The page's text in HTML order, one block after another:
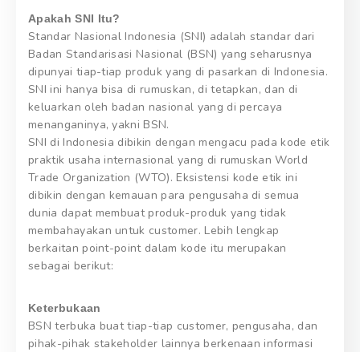
Apakah SNI Itu?
Standar Nasional Indonesia (SNI) adalah standar dari
Badan Standarisasi Nasional (BSN) yang seharusnya
dipunyai tiap-tiap produk yang di pasarkan di Indonesia.
SNI ini hanya bisa di rumuskan, di tetapkan, dan di
keluarkan oleh badan nasional yang di percaya
menanganinya, yakni BSN.
SNI di Indonesia dibikin dengan mengacu pada kode etik
praktik usaha internasional yang di rumuskan World
Trade Organization (WTO). Eksistensi kode etik ini
dibikin dengan kemauan para pengusaha di semua
dunia dapat membuat produk-produk yang tidak
membahayakan untuk customer. Lebih lengkap
berkaitan point-point dalam kode itu merupakan
sebagai berikut:
Keterbukaan
BSN terbuka buat tiap-tiap customer, pengusaha, dan
pihak-pihak stakeholder lainnya berkenaan informasi